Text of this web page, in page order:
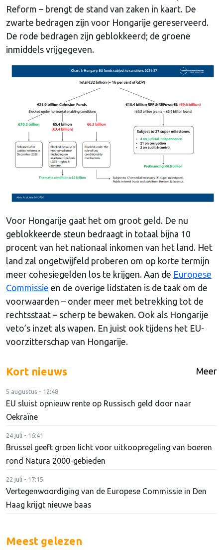
Reform – brengt de stand van zaken in kaart. De
zwarte bedragen zijn voor Hongarije gereserveerd.
De rode bedragen zijn geblokkeerd; de groene
inmiddels vrijgegeven.
Voor Hongarije gaat het om groot geld. De nu
geblokkeerde steun bedraagt in totaal bijna 10
procent van het nationaal inkomen van het land. Het
land zal ongetwijfeld proberen om op korte termijn
meer cohesiegelden los te krijgen. Aan de Europese
Commissie en de overige lidstaten is de taak om de
voorwaarden – onder meer met betrekking tot de
rechtsstaat – scherp te bewaken. Ook als Hongarije
veto’s inzet als wapen. En juist ook tijdens het EU-
voorzitterschap van Hongarije.
Kort nieuws Meer
5 augustus - 12:48
EU sluist opnieuw rente op Russisch geld door naar
Oekraïne
24 juli - 16:41
Brussel geeft groen licht voor uitkoopregeling van boeren
rond Natura 2000-gebieden
22 juli - 17:15
Vertegenwoordiging van de Europese Commissie in Den
Haag krijgt nieuwe baas
Meest gelezen